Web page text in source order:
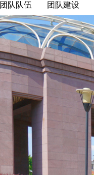
团队队伍 团队建设